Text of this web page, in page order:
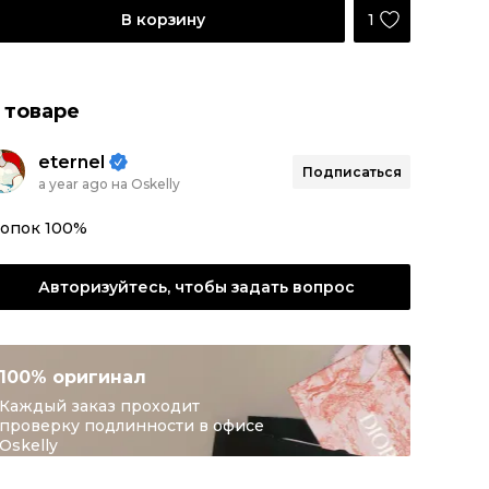
В корзину 1
eternel
a year ago на Oskelly
Подписаться
100%
Авторизуйтесь, чтобы задать вопрос
100% оригинал
Каждый заказ проходит
проверку подлинности в офисе
Oskelly